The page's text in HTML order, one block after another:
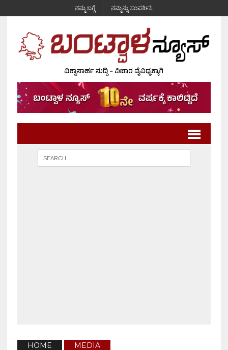
ನಮ್ಮ ಬಗ್ಗೆ ನಮ್ಮನ್ನು ಸಂಪರ್ಕಿಸಿ
HOME MEDIA